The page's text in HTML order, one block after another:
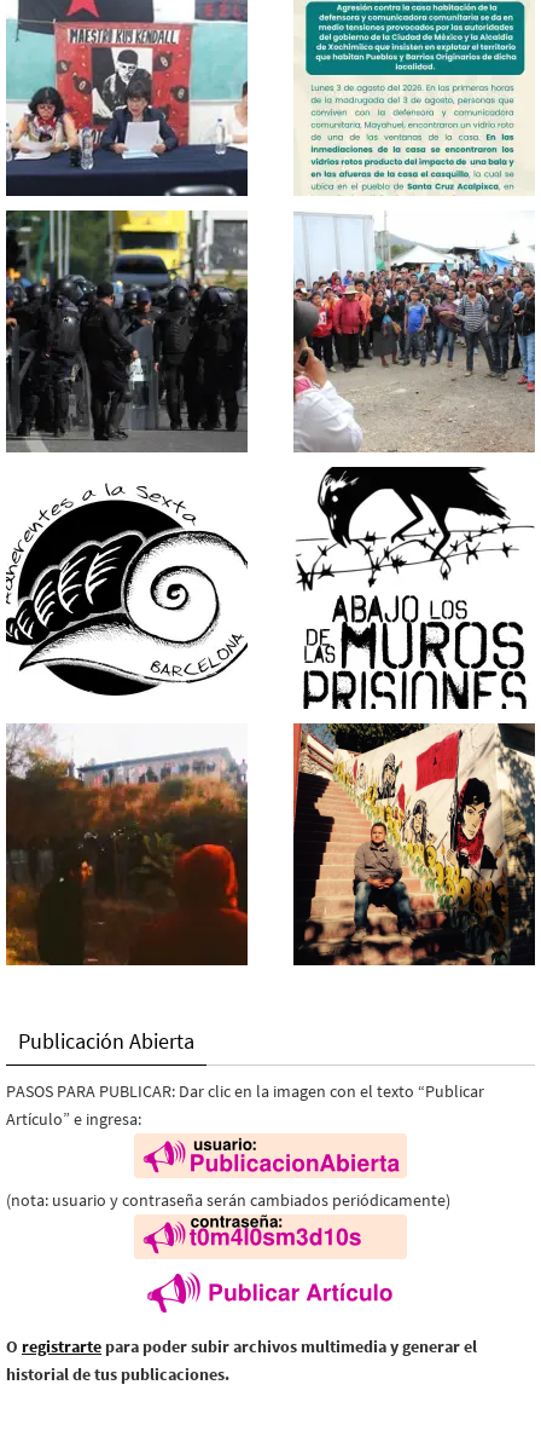
Publicación Abierta
PASOS PARA PUBLICAR: Dar clic en la imagen con el texto “Publicar
Artículo” e ingresa:
(nota: usuario y contraseña serán cambiados periódicamente)
O registrarte para poder subir archivos multimedia y generar el
historial de tus publicaciones.